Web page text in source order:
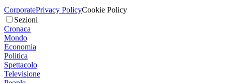
CorporatePrivacy PolicyCookie Policy
Sezioni
Cronaca
Mondo
Economia
Politica
Spettacolo
Televisione